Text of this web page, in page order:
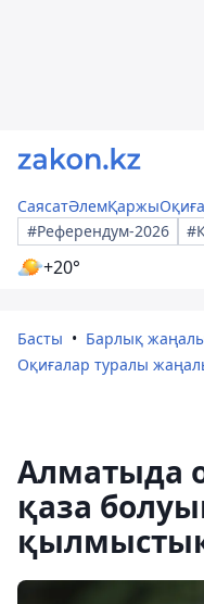
СаясатӘлемҚаржыОқиға
#Референдум-2026
+20°
Басты
Барлық
Оқиғалар туралы
Алматыда
қаза